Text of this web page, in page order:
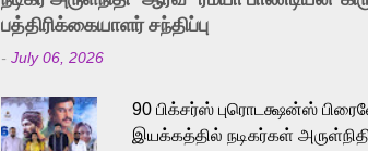
Karthik is loved for his
a strong fit for the legendary
பத்திரிக்கையாளர் சந்திப்பு
- July 06, 2026
90 பிக்சர்ஸ் புரொடக்ஷன்ஸ்
இயக்கத்தில் நடிகர்கள்